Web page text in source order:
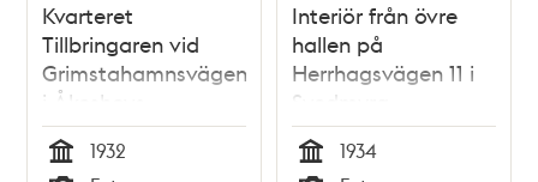
Kvarteret
Tillbringaren vid
Grimstahamnsvägen
i Åkeshovs
småstugeområde
1932
Interiör från övre
hallen på
Herrhagsvägen 11 i
Svedmyra
småstugeområde
1934